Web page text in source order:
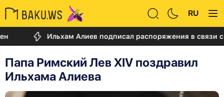
RU
Ильхам Алиев подписал распоряжения в связи с
Папа Римский Лев XIV поздравил
Ильхама Алиева